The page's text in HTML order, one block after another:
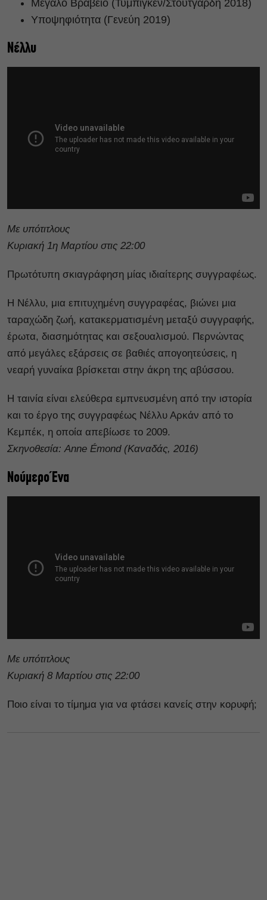
Μεγάλο Βραβείο (Τύμπιγκεν/Στουτγάρδη 2018)
Υποψηφιότητα (Γενεύη 2019)
Νέλλυ
Με υπότιτλους
Κυριακή 1η Μαρτίου στις 22:00
Πρωτότυπη σκιαγράφηση μίας ιδιαίτερης συγγραφέως.
Η Νέλλυ, μια επιτυχημένη συγγραφέας, βιώνει μια
ταραχώδη ζωή, κατακερματισμένη μεταξύ συγγραφής,
έρωτα, διασημότητας και σεξουαλισμού. Περνώντας
από μεγάλες εξάρσεις σε βαθιές απογοητεύσεις, η
νεαρή γυναίκα βρίσκεται στην άκρη της αβύσσου.
Η ταινία είναι ελεύθερα εμπνευσμένη από την ιστορία
και το έργο της συγγραφέως Νέλλυ Αρκάν από το
Κεμπέκ, η οποία απεβίωσε το 2009.
Σκηνοθεσία: Anne Émond (Καναδάς, 2016)
Νούμερο Ένα
Με υπότιτλους
Κυριακή 8 Μαρτίου στις 22:00
Ποιο είναι το τίμημα για να φτάσει κανείς στην κορυφή;